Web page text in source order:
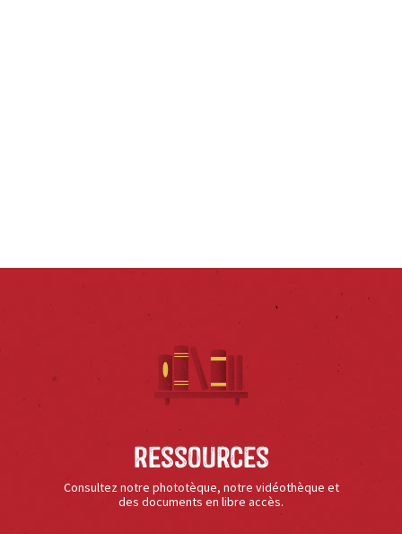
Ressources
Consultez notre phototèque, notre vidéothèque et
des documents en libre accès.